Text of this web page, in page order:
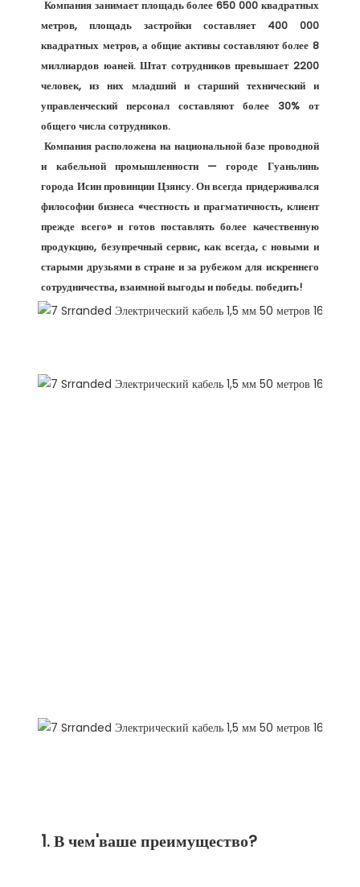
Компания занимает площадь более 650 000 квадратных
метров, площадь застройки составляет 400 000
квадратных метров, а общие активы составляют более 8
миллиардов юаней. Штат сотрудников превышает 2200
человек, из них младший и старший технический и
управленческий персонал составляют более 30% от
общего числа сотрудников.
Компания расположена на национальной базе проводной
и кабельной промышленности — городе Гуаньлинь
города Исин провинции Цзянсу. Он всегда придерживался
философии бизнеса «честность и прагматичность, клиент
прежде всего» и готов поставлять более качественную
продукцию, безупречный сервис, как всегда, с новыми и
старыми друзьями в стране и за рубежом для искреннего